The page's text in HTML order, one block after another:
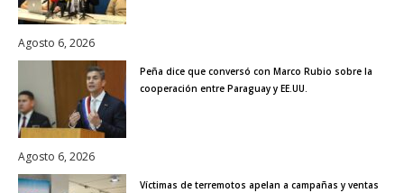
Agosto 6, 2026
Peña dice que conversó con Marco Rubio sobre la
cooperación entre Paraguay y EE.UU.
Agosto 6, 2026
Víctimas de terremotos apelan a campañas y ventas